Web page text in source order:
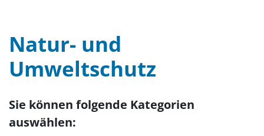
Natur- und
Umweltschutz
Sie können folgende Kategorien
auswählen: